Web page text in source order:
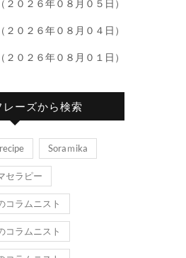
０２６年０８月０５日）
０２６年０８月０４日）
０２６年０８月０１日）
ーズから検索
recipe Soraｍika
セラピー
コラムニスト
コラムニスト